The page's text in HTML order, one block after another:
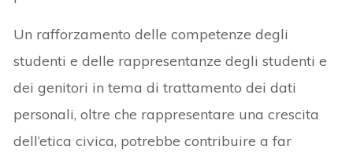
Un rafforzamento delle competenze degli
studenti e delle rappresentanze degli studenti e
dei genitori in tema di trattamento dei dati
personali, oltre che rappresentare una crescita
dell’etica civica, potrebbe contribuire a far